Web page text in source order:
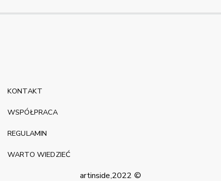
artinside,2022 ©
KONTAKT
WSPÓŁPRACA
REGULAMIN
WARTO WIEDZIEĆ